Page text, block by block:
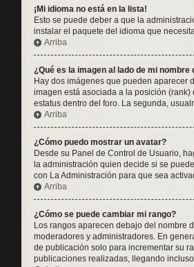
¡Mi idioma no está en la lista!
Esto se puede deber a que la
instalar el paquete del idioma que
Arriba
¿Qué es la imagen al lado de mi nombre
Hay dos imágenes que pueden aparecer
imagen está asociada a la posición
estatus dentro del foro. La segunda,
Arriba
¿Cómo puedo mostrar un avatar?
Desde su Panel de Control de Usuario,
la administración quien decide si se
con La Administración para que sea
Arriba
¿Cómo se puede cambiar mi rango?
Los rangos aparecen debajo del nombre
moderadores y administradores. En
de publicación solo para incrementar su
publicaciones realizadas, llegando